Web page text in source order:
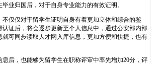
业归国后，对于自身专业能力的有效证明。
不仅仅对于留学生证明自身有着更加立体和综合的鉴
认证后，将会逐步更新至个人信息中，通过公安部内部
就可同步读取人才网入库信息，更加方便和快捷，也有
息后，也能够为留学生在职称评审中率先增加20分，评